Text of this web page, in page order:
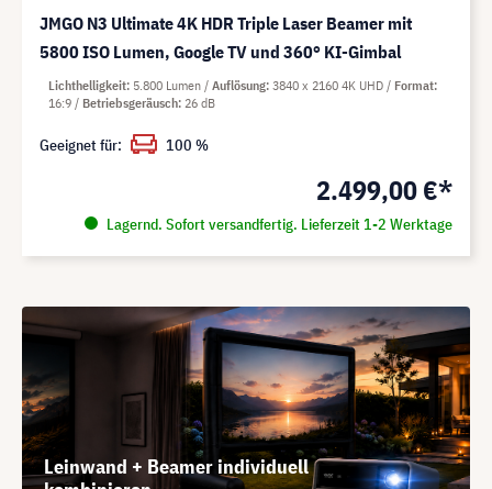
JMGO N3 Ultimate 4K HDR Triple Laser Beamer mit
5800 ISO Lumen, Google TV und 360° KI-Gimbal
2.499,00 €*
Lagernd. Sofort versandfertig. Lieferzeit 1-2 Werktage
Lichthelligkeit 5.800 Lumen Auflösung 3840 x 2160 4K UHD
Format
16:9
Betriebsgeräusch 26 dB
Geeignet für: 100 %
Leinwand + Beamer individuell